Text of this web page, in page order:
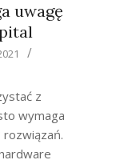
uwagę
z
wymaga